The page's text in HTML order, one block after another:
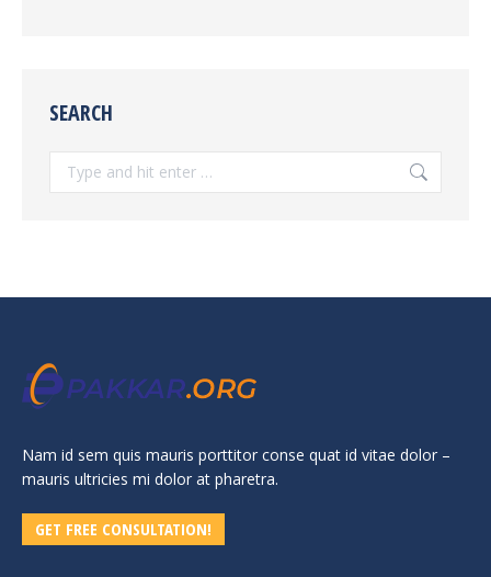
SEARCH
Nam id sem quis mauris porttitor conse quat id vitae dolor –
mauris ultricies mi dolor at pharetra.
GET FREE CONSULTATION!